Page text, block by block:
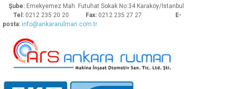
Şube: Emekyemez Mah. Futuhat Sokak No:34 Karaköy/İstanbul
Tel: 0212 235 20 20 Fax: 0212 235 27 27
E-
posta: info@ankararulman.com.tr